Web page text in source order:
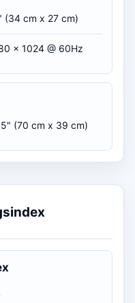
(34 cm x 27 cm)
x 1024 @ 60Hz
(70 cm x 39 cm)